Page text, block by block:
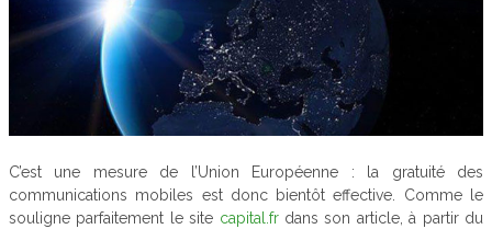
C’est une mesure de l’Union Européenne : la gratuité des
communications mobiles est donc bientôt effective. Comme le
souligne parfaitement le site capital.frdans son article, à partir du